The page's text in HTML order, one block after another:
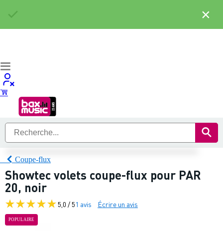
Coupe-flux
Showtec volets coupe-flux pour PAR
20, noir
5,0 / 51 avis Écrire un avis
POPULAIRE
×